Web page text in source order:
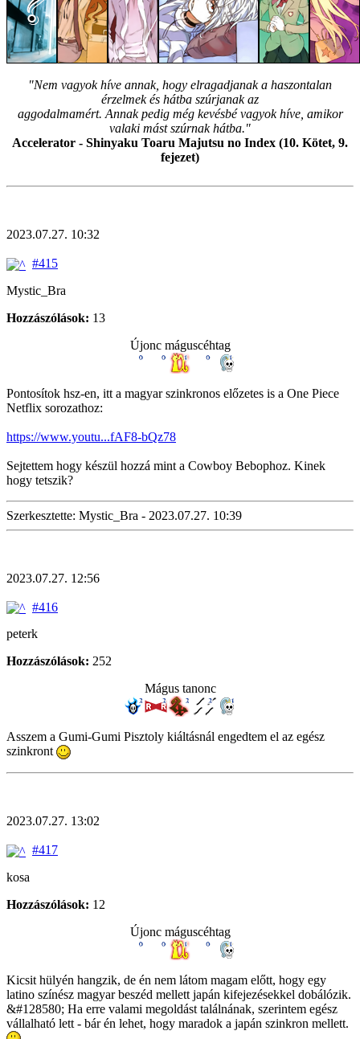
"Nem vagyok híve annak, hogy elragadjanak a haszontalan
érzelmek és hátba szúrjanak az
aggodalmamért. Annak pedig még kevésbé vagyok híve, amikor
valaki mást szúrnak hátba."
Accelerator - Shinyaku Toaru Majutsu no Index (10. Kötet, 9.
fejezet)
2023.07.27. 10:32
#415
Mystic_Bra
Hozzászólások: 13
Újonc máguscéhtag
Pontosítok hsz-en, itt a magyar szinkronos előzetes is a One Piece
Netflix sorozathoz:
https://www.youtu...fAF8-bQz78
Sejtettem hogy készül hozzá mint a Cowboy Bebophoz. Kinek
hogy tetszik?
Szerkesztette: Mystic_Bra - 2023.07.27. 10:39
2023.07.27. 12:56
#416
peterk
Hozzászólások: 252
Mágus tanonc
Asszem a Gumi-Gumi Pisztoly kiáltásnál engedtem el az egész
szinkront
2023.07.27. 13:02
#417
kosa
Hozzászólások: 12
Újonc máguscéhtag
Kicsit hülyén hangzik, de én nem látom magam előtt, hogy egy
latino színész magyar beszéd mellett japán kifejezésekkel dobálózik.
&#128580; Ha erre valami megoldást találnának, szerintem egész
vállalható lett - bár én lehet, hogy maradok a japán szinkron mellett.